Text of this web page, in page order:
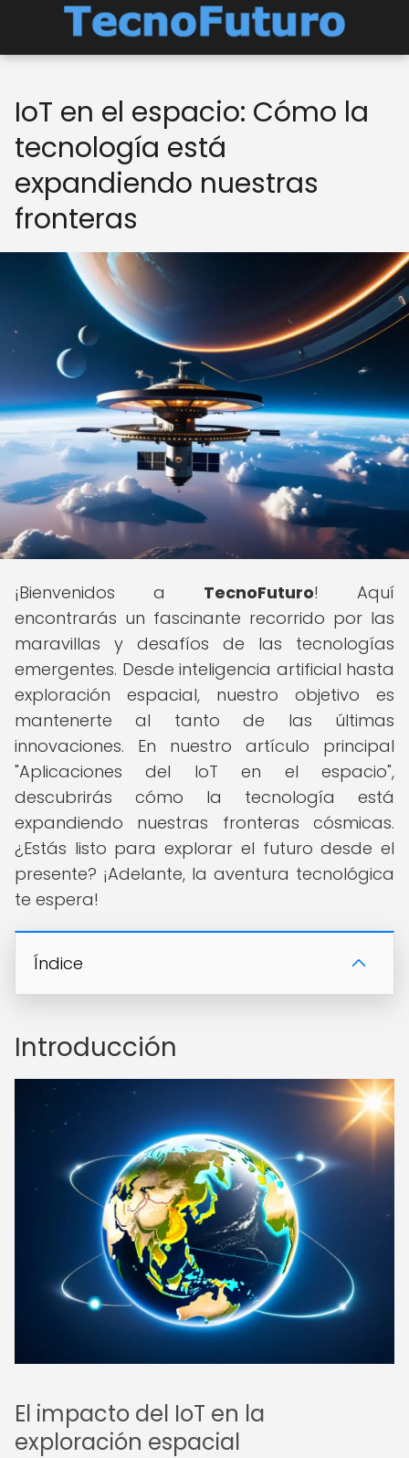
IoT en el espacio: Cómo la
tecnología está
expandiendo nuestras
fronteras
¡Bienvenidos a TecnoFuturo! Aquí
encontrarás un fascinante recorrido por las
maravillas y desafíos de las tecnologías
emergentes. Desde inteligencia artificial hasta
exploración espacial, nuestro objetivo es
mantenerte al tanto de las últimas
innovaciones. En nuestro artículo principal
"Aplicaciones del IoT en el espacio",
descubrirás cómo la tecnología está
expandiendo nuestras fronteras cósmicas.
¿Estás listo para explorar el futuro desde el
presente? ¡Adelante, la aventura tecnológica
te espera!
Índice
Introducción
El impacto del IoT en la
exploración espacial